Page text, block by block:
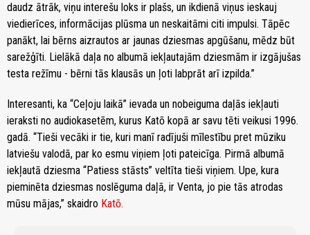
daudz ātrāk, viņu interešu loks ir plašs, un ikdienā viņus ieskauj
viedierīces, informācijas plūsma un neskaitāmi citi impulsi. Tāpēc
panākt, lai bērns aizrautos ar jaunas dziesmas apgūšanu, mēdz būt
sarežģīti. Lielākā daļa no albumā iekļautajām dziesmām ir izgājušas
testa režīmu - bērni tās klausās un ļoti labprāt arī izpilda.”
Interesanti, ka “Ceļoju laikā” ievada un nobeiguma daļās iekļauti
ieraksti no audiokasetēm, kurus Katō kopā ar savu tēti veikusi 1996.
gadā. “Tieši vecāki ir tie, kuri manī radījuši mīlestību pret mūziku
latviešu valodā, par ko esmu viņiem ļoti pateicīga. Pirmā albumā
iekļautā dziesma “Patiess stāsts” veltīta tieši viņiem. Upe, kura
pieminēta dziesmas noslēguma daļā, ir Venta, jo pie tās atrodas
mūsu mājas,” skaidro Katō.